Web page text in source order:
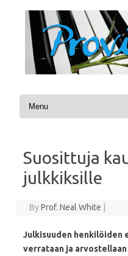
Skip to content
Suosittuja
julkkiksille
ByProf. Neal White
Julkisuuden henkilöiden
verrataan ja